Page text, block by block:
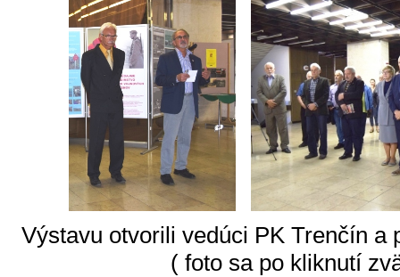
Výstavu otvorili vedúci PK Trenčín a
( foto sa po kliknutí